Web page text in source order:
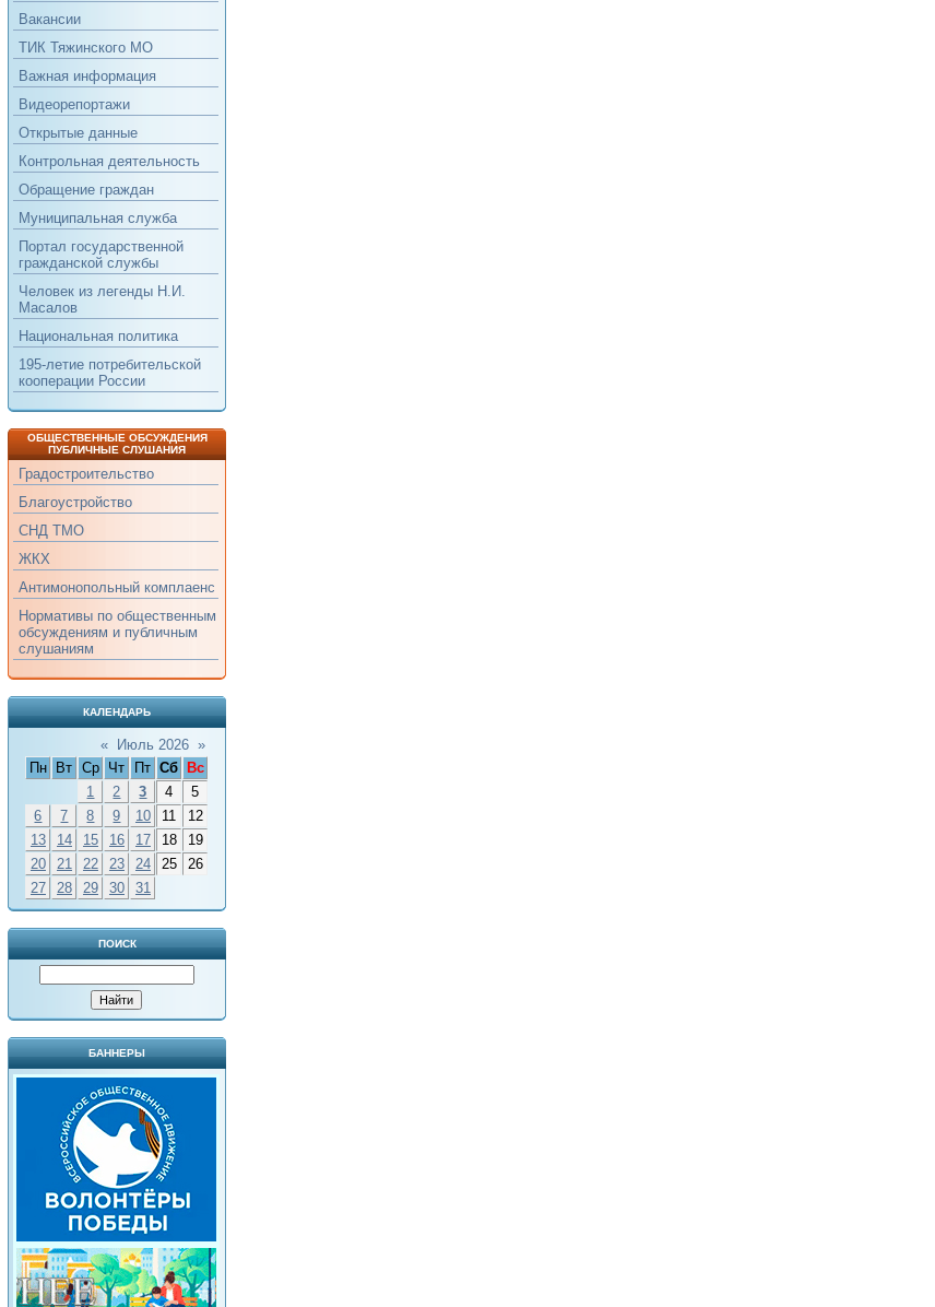
Вакансии
ТИК Тяжинского МО
Важная информация
Видеорепортажи
Открытые данные
Контрольная деятельность
Обращение граждан
Муниципальная служба
Портал государственной
гражданской службы
Человек из легенды Н.И.
Масалов
Национальная политика
195-летие потребительской
кооперации России
ОБЩЕСТВЕННЫЕ ОБСУЖДЕНИЯ
ПУБЛИЧНЫЕ СЛУШАНИЯ
Градостроительство
Благоустройство
СНД ТМО
ЖКХ
Антимонопольный комплаенс
Нормативы по общественным
обсуждениям и публичным
слушаниям
КАЛЕНДАРЬ
« Июль 2026 »
Пн
Вт Ср Чт Пт Сб
Вс
1
2 3 4
5
6
7 8 9 10 11
12
13
14 15 16 17 18
19
20
21 22 23 24 25
26
27
28 29 30 31
ПОИСК
БАННЕРЫ